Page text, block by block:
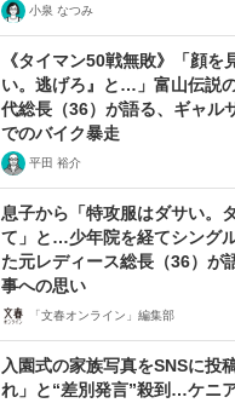
小泉 なつみ
《タイマン50戦無敗》「顔を
い。逃げろ』と…」富山伝説
代総長（36）が語る、ギャル
でのバイク暴走
平田 裕介
息子から「特攻服はダサい。
て」と…少年院を経てシング
た元レディース総長（36）が
事への思い
「文春オンライン」編集部
入園式の家族写真をSNSに投
れ」と“差別発言”殺到…ケニ